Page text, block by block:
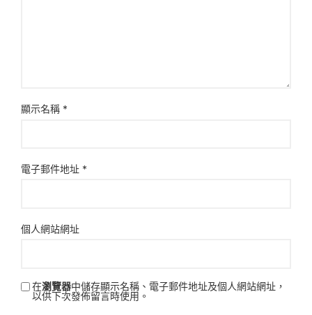
顯示名稱 *
電子郵件地址 *
個人網站網址
在瀏覽器中儲存顯示名稱、電子郵件地址及個人網站網址，
以供下次發佈留言時使用。